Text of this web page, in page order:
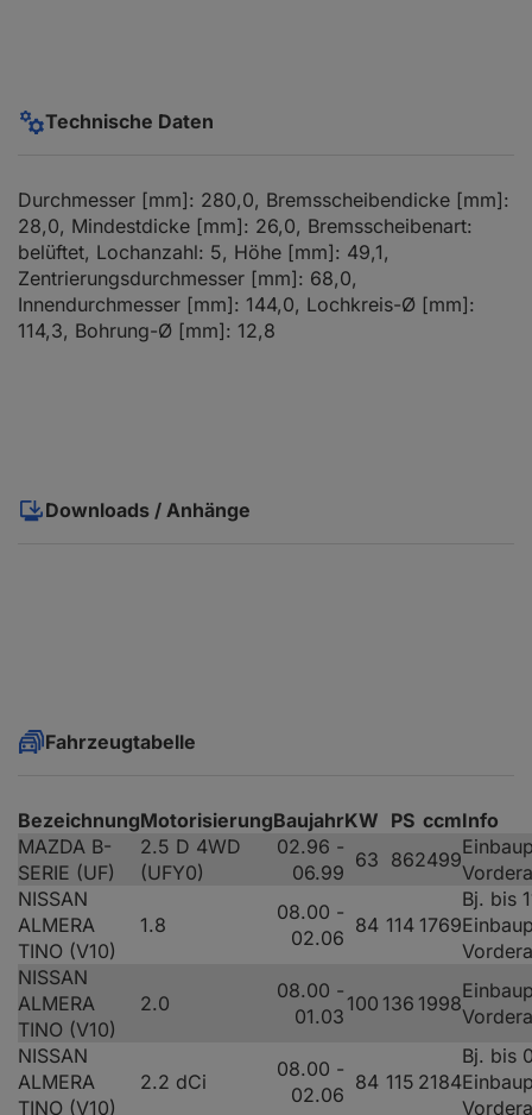
Technische Daten
Durchmesser [mm]: 280,0, Bremsscheibendicke [mm]:
28,0, Mindestdicke [mm]: 26,0, Bremsscheibenart:
belüftet, Lochanzahl: 5, Höhe [mm]: 49,1,
Zentrierungsdurchmesser [mm]: 68,0,
Innendurchmesser [mm]: 144,0, Lochkreis-Ø [mm]:
114,3, Bohrung-Ø [mm]: 12,8
Downloads / Anhänge
Fahrzeugtabelle
BezeichnungMotorisierungBaujahrKW PS ccmInfo
MAZDA B-
SERIE (UF)
2.5 D 4WD
(UFY0)
02.96 -
06.99
63 862499
NISSAN
ALMERA
TINO (V10)
1.8
08.00 -
02.06
84 114 1769
Bj. bis
NISSAN
ALMERA
TINO (V10)
2.0
08.00 -
01.03
100 136 1998
NISSAN
ALMERA
TINO (V10)
2.2 dCi
08.00 -
02.06
84 115 2184
Bj. bis